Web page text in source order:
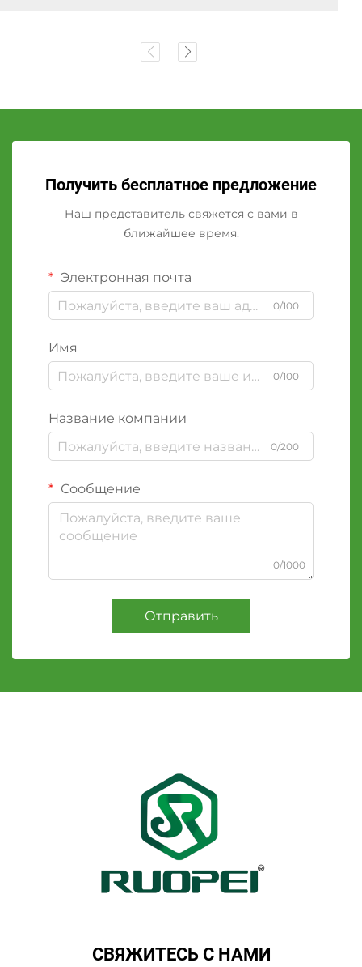
Получить бесплатное предложение
Наш представитель свяжется с вами в
ближайшее время.
Электронная почта
0/100
Имя
0/100
Название компании
0/200
Сообщение
0/1000
Отправить
СВЯЖИТЕСЬ С НАМИ